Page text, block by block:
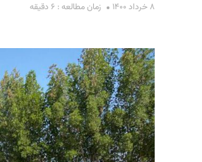
۸ خرداد ۱۴۰۰ زمان مطالعه : ۶ دقیقه